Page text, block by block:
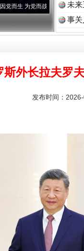
而战——百年“纪”事⑧加强纪律
未
事
斯外长拉夫罗
发布时间：